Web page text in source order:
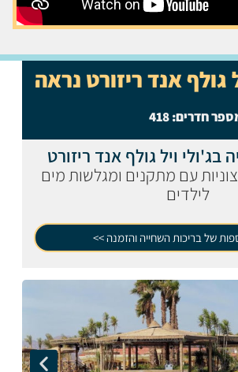
גולף אנד ריזורט נראה
חדרים:418
בג'ולי ויל גולף אנד ריזורט
עם מתקנים ומגלשות מים
לילדים
של בריכות השחייה והזמנה >>